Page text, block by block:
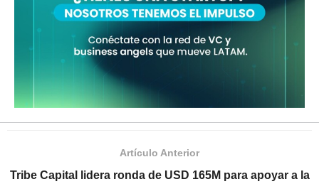
Artículo Anterior
Tribe Capital lidera ronda de USD 165M para apoyar a la